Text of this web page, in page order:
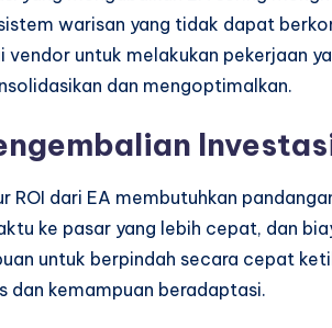
warisan yang tidak dapat
vendor untuk melakukan pekerjaan
dan mengoptimalkan.
ROI dari EA membutuhkan
ke pasar yang lebih cepat, dan
untuk berpindah secara cepat
dan kemampuan beradaptasi.